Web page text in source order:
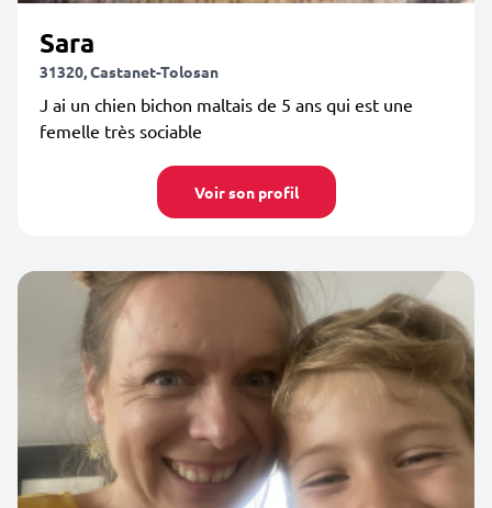
Sara
31320, Castanet-Tolosan
J ai un chien bichon maltais de 5 ans qui est une
femelle très sociable
Voir son profil